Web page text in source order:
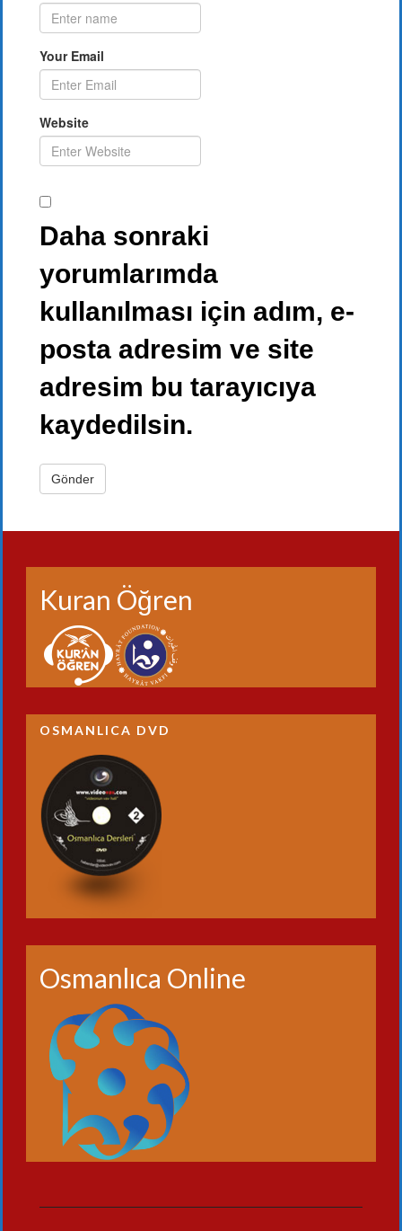
Your Email
Website
Daha sonraki
yorumlarımda
kullanılması için adım, e-
posta adresim ve site
adresim bu tarayıcıya
kaydedilsin.
Kuran Öğren
OSMANLICA DVD
Osmanlıca Online